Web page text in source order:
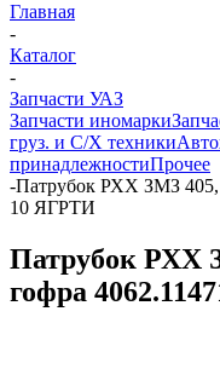
Главная
-
Каталог
-
Запчасти УАЗ
Запчасти иномарки
груз. и С/Х техники
принадлежностиПрочее
-Патрубок РХХ ЗМЗ 405,
10 ЯГРТИ
Патрубок РХХ
гофра